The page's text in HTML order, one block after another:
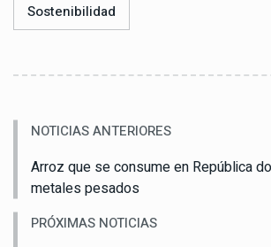
Sostenibilidad
NOTICIAS ANTERIORES
Arroz que se consume en República
metales pesados
PRÓXIMAS NOTICIAS